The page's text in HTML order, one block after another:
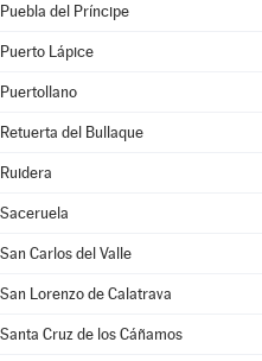
Puebla del Príncipe
Puerto Lápice
Puertollano
Retuerta del Bullaque
Ruidera
Saceruela
San Carlos del Valle
San Lorenzo de Calatrava
Santa Cruz de los Cáñamos